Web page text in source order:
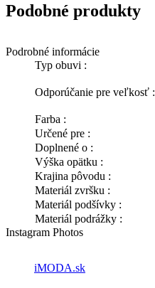
Podrobné informácie
Typ obuvi :
Odporúčanie pre veľkosť :
Farba :
Určené pre :
Doplnené o :
Výška opätku :
Krajina pôvodu :
Materiál zvršku :
Materiál podšívky :
Materiál podrážky :
Instagram Photos
iMODA.sk
Podobné produkty